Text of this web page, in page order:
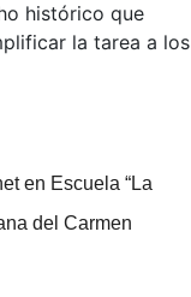
histórico que
la tarea a los
en Escuela “La
del Carmen